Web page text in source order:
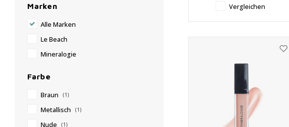
Marken
Alle Marken
Le Beach
Mineralogie
Farbe
Braun (1)
Metallisch (1)
Nude (1)
Vergleichen